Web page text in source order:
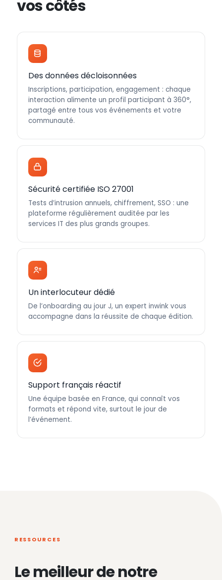
vos côtés
Des données décloisonnées
Inscriptions, participation, engagement : chaque
interaction alimente un profil participant à 360°,
partagé entre tous vos événements et votre
communauté.
Sécurité certifiée ISO 27001
Tests d’intrusion annuels, chiffrement, SSO : une
plateforme régulièrement auditée par les
services IT des plus grands groupes.
Un interlocuteur dédié
De l’onboarding au jour J, un expert inwink vous
accompagne dans la réussite de chaque édition.
Support français réactif
Une équipe basée en France, qui connaît vos
formats et répond vite, surtout le jour de
l’événement.
RESSOURCES
Le meilleur de notre